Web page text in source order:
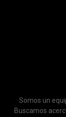
Somos un
Buscamos